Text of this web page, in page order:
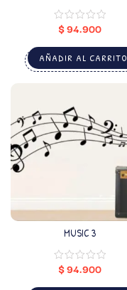
$94.900
AÑADIR AL CARRITO
MUSIC 3
$94.900